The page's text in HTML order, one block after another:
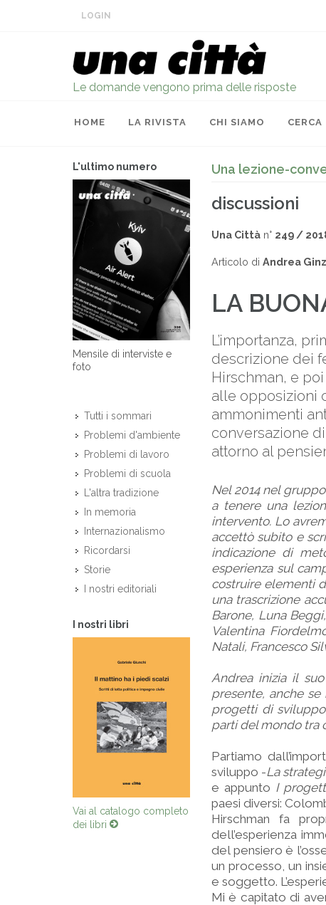
LOGIN
Le domande vengono prima delle risposte
HOME LA RIVISTA CHI SIAMO CERCA
L'ultimo numero
Mensile di interviste e
foto
Tutti i sommari
Problemi d'ambiente
Problemi di lavoro
Problemi di scuola
L'altra tradizione
In memoria
Internazionalismo
Ricordarsi
Storie
I nostri editoriali
I nostri libri
Vai al catalogo completo
dei libri
Una lezione-
discussioni
Una Città n° 249 /
Articolo di Andrea
LA
L’importanza,
descrizione dei
Hirschman, e
alle opposizioni
ammonimenti
conversazione
attorno al
Nel 2014 nel
a tenere una
intervento. Lo
accettò subito e
indicazione di
esperienza sul
costruire elementi
una trascrizione
Barone, Luna
Valentina
Natali, Francesco
Andrea inizia il
presente, anche
progetti di
parti del mondo tra
Partiamo
sviluppo -La
e appunto I
paesi diversi:
Hirschman fa
dell’esperienza
del pensiero è
un processo, un
e soggetto.
Mi è capitato di